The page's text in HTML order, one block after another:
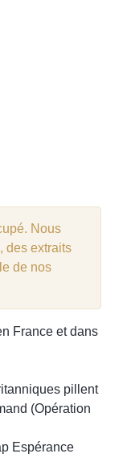
Nous
des extraits
de nos
France et dans
pillent
(Opération
Espérance